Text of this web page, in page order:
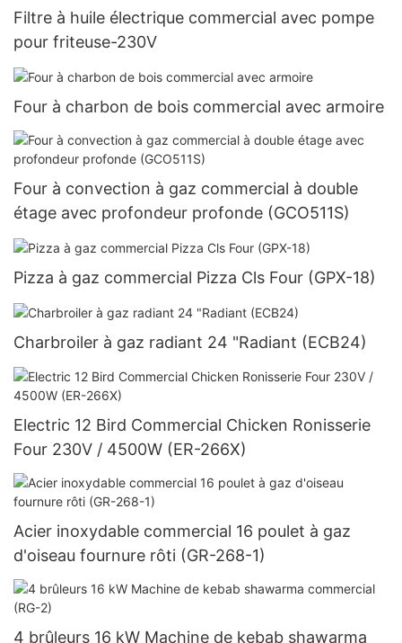
Filtre à huile électrique commercial avec pompe
pour friteuse-230V
Four à charbon de bois commercial avec armoire
Four à convection à gaz commercial à double
étage avec profondeur profonde (GCO511S)
Pizza à gaz commercial Pizza Cls Four (GPX-18)
Charbroiler à gaz radiant 24 "Radiant (ECB24)
Electric 12 Bird Commercial Chicken Ronisserie
Four 230V / 4500W (ER-266X)
Acier inoxydable commercial 16 poulet à gaz
d'oiseau fournure rôti (GR-268-1)
4 brûleurs 16 kW Machine de kebab shawarma